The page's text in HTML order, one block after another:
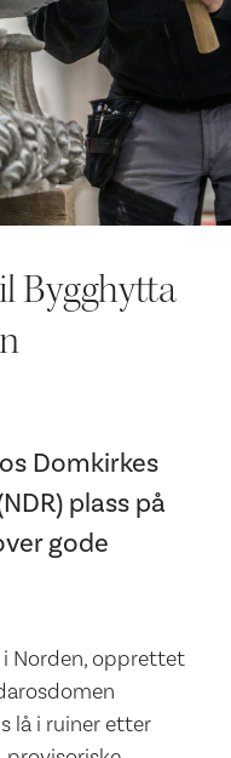
Bygghytta
Domkirkes
plass på
gode
Norden, opprettet
lå i ruiner etter